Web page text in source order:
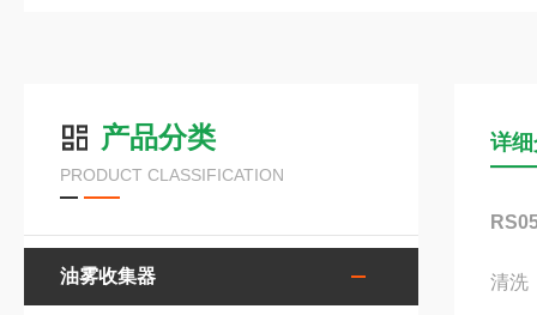
产品分类
PRODUCT CLASSIFICATION
油雾收集器
详
清洗